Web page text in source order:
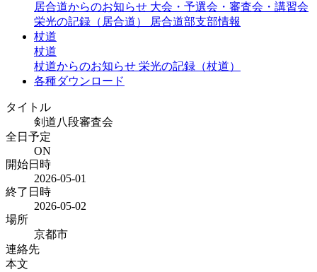
居合道からのお知らせ 大会・予選会・審査会・講習会
栄光の記録（居合道）
居合道部支部情報
杖道
杖道
杖道からのお知らせ 栄光の記録（杖道）
各種ダウンロード
タイトル
剣道八段審査会
全日予定
ON
開始日時
2026-05-01
終了日時
2026-05-02
場所
京都市
連絡先
本文